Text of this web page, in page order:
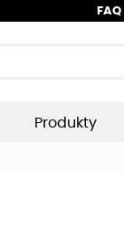
FAQ
Produkty